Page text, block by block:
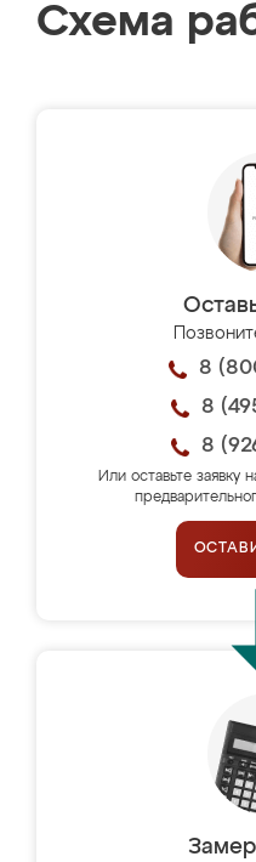
Схема
8
8
8
Или оставьте заявку